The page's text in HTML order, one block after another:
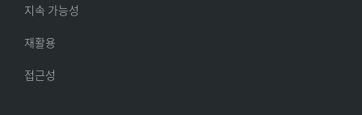
지속 가능성
재활용
접근성